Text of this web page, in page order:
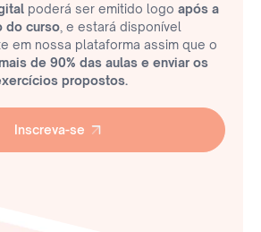
poderá ser emitido logo após a
do curso, e estará disponível
em nossa plataforma assim que o
de 90% das aulas e enviar os
propostos.
Inscreva-se